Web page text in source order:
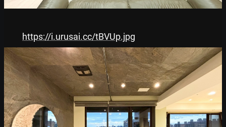
https://i.urusai.cc/tBVUp.jpg